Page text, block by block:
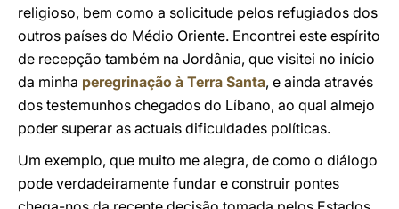
religioso, bem como a solicitude pelos refugiados dos
outros países do Médio Oriente. Encontrei este espírito
de recepção também na Jordânia, que visitei no início
da minha peregrinação à Terra Santa, e ainda através
dos testemunhos chegados do Líbano, ao qual almejo
poder superar as actuais dificuldades políticas.
Um exemplo, que muito me alegra, de como o diálogo
pode verdadeiramente fundar e construir pontes